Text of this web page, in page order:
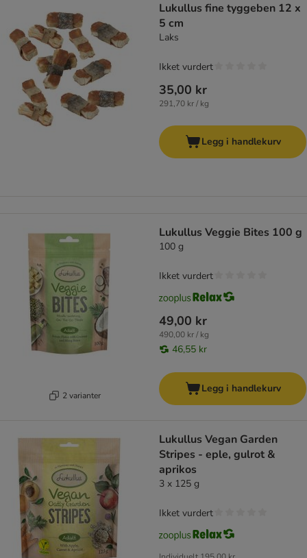
Lukullus fine tyggeben 12 x
5 cm
Laks
35,00 kr
291,70 kr / kg
Ikket vurdert
Legg i handlekurv
2 varianter
Lukullus Veggie Bites 100 g
100 g
49,00 kr
490,00 kr / kg
46,55 kr
Ikket vurdert
Legg i handlekurv
Lukullus Vegan Garden
Stripes - eple, gulrot &
aprikos
3 x 125 g
Ikket vurdert